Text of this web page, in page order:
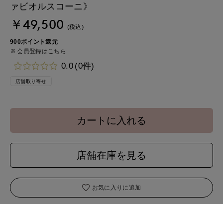
ァビオルスコーニ》
￥49,500 (税込)
900ポイント還元
会員登録は こちら
0.0 (0件)
店舗取り寄せ
カートに入れる
店舗在庫を見る
お気に入りに追加